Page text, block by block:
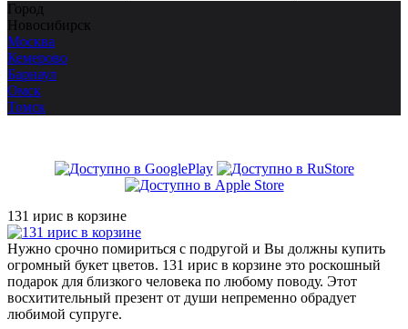
Город
Новосибирск
Москва
Кемерово
Барнаул
Омск
Томск
131 ирис в корзине
Нужно срочно помириться с подругой и Вы должны купить
огромный букет цветов. 131 ирис в корзине это роскошный
подарок для близкого человека по любому поводу. Этот
восхитительный презент от души непременно обрадует
любимой супруге.